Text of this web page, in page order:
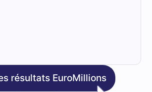
résultats EuroMillions